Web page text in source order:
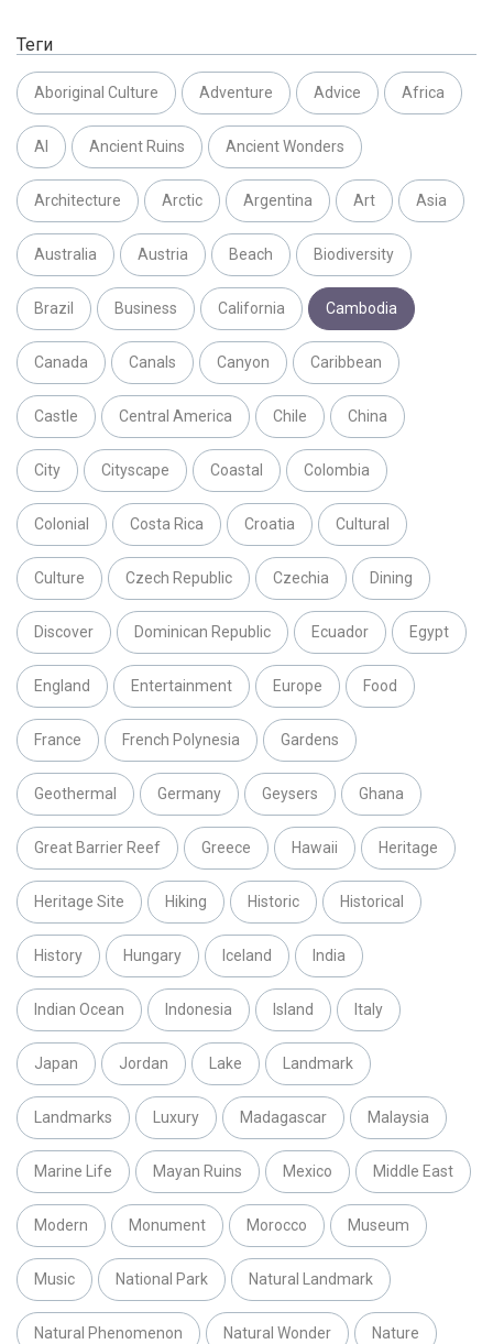
Теги
Aboriginal Culture Adventure Advice Africa
AI Ancient Ruins Ancient Wonders
Architecture Arctic Argentina Art Asia
Australia Austria Beach Biodiversity
Brazil Business California Cambodia
Canada Canals Canyon Caribbean
Castle Central America Chile China
City Cityscape Coastal Colombia
Colonial Costa Rica Croatia Cultural
Culture Czech Republic Czechia Dining
Discover Dominican Republic Ecuador Egypt
England Entertainment Europe Food
France French Polynesia Gardens
Geothermal Germany Geysers Ghana
Great Barrier Reef Greece Hawaii Heritage
Heritage Site Hiking Historic Historical
History Hungary Iceland India
Indian Ocean Indonesia Island Italy
Japan Jordan Lake Landmark
Landmarks Luxury Madagascar Malaysia
Marine Life Mayan Ruins Mexico Middle East
Modern Monument Morocco Museum
Music National Park Natural Landmark
Natural Phenomenon Natural Wonder Nature